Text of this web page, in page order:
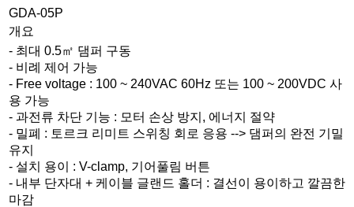
GDA-05P
개요
- 최대 0.5㎡ 댐퍼 구동
- 비례 제어 가능
- Free voltage : 100 ~ 240VAC 60Hz 또는 100 ~ 200VDC 사
용 가능
- 과전류 차단 기능 : 모터 손상 방지, 에너지 절약
- 밀폐 : 토르크 리미트 스위칭 회로 응용 --> 댐퍼의 완전 기밀
유지
- 설치 용이 : V-clamp, 기어풀림 버튼
- 내부 단자대 + 케이블 글랜드 홀더 : 결선이 용이하고 깔끔한
마감